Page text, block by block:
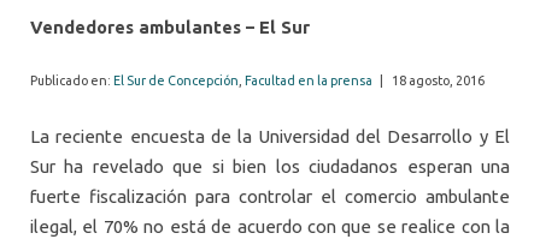
Vendedores ambulantes – El Sur
Publicado en: El Sur de Concepción Facultad en la prensa 18 agosto, 2016
La reciente encuesta de la Universidad del Desarrollo y El
Sur ha revelado que si bien los ciudadanos esperan una
fuerte fiscalización para controlar el comercio ambulante
ilegal, el 70% no está de acuerdo con que se realice con la